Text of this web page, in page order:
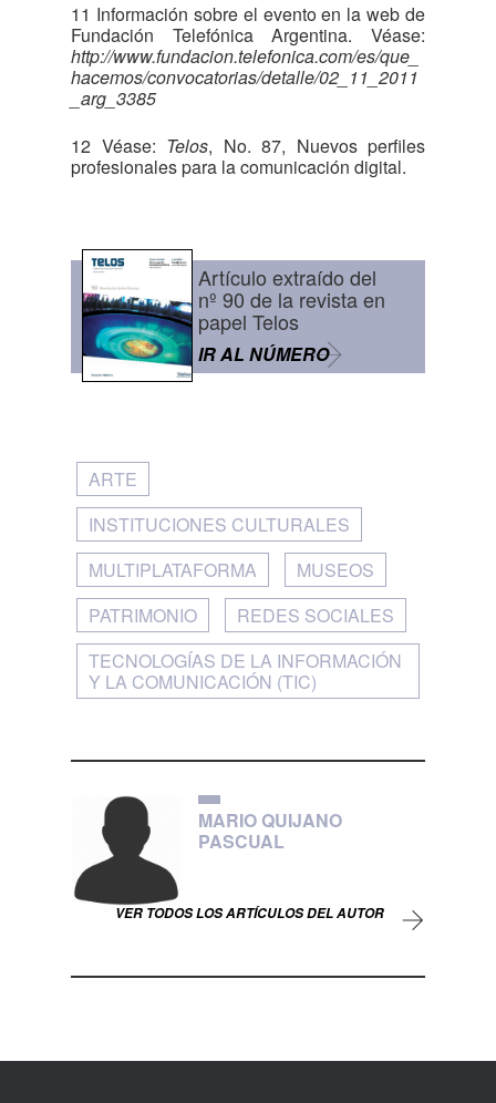
11 Información sobre el evento en la web de
Fundación Telefónica Argentina. Véase:
http://www.fundacion.telefonica.com/es/que_
hacemos/convocatorias/detalle/02_11_2011
_arg_3385
12 Véase: Telos, No. 87, Nuevos perfiles
profesionales para la comunicación digital.
Artículo extraído del
nº 90 de la revista en
papel Telos
IR AL NÚMERO
ARTE
INSTITUCIONES CULTURALES
MULTIPLATAFORMA
MUSEOS
PATRIMONIO
REDES SOCIALES
TECNOLOGÍAS DE LA INFORMACIÓN
Y LA COMUNICACIÓN (TIC)
MARIO QUIJANO
PASCUAL
VER TODOS LOS ARTÍCULOS DEL AUTOR